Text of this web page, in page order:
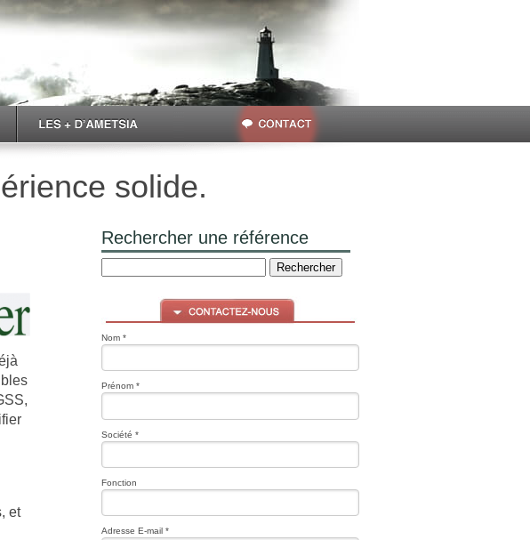
solide.
et
Rechercher une référence
Nom *
Prénom *
Société *
Fonction
Adresse E-mail *